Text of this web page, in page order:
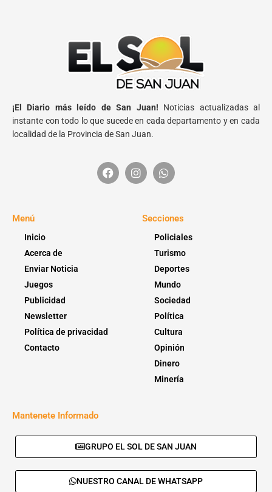
¡El Diario más leído de San Juan! Noticias actualizadas al
instante con todo lo que sucede en cada departamento y en cada
localidad de la Provincia de San Juan.
Menú
Inicio
Acerca de
Enviar Noticia
Juegos
Publicidad
Newsletter
Política de privacidad
Contacto
Secciones
Policiales
Turismo
Deportes
Mundo
Sociedad
Política
Cultura
Opinión
Dinero
Minería
Mantenete Informado
GRUPO EL SOL DE SAN JUAN
NUESTRO CANAL DE WHATSAPP